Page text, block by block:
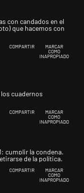
con candados en el
que hacemos con
COMPARTIR
MARCAR
COMO
INAPROPIADO
cuadernos
COMPARTIR
MARCAR
COMO
INAPROPIADO
cumplir la condena.
de la política.
COMPARTIR
MARCAR
COMO
INAPROPIADO